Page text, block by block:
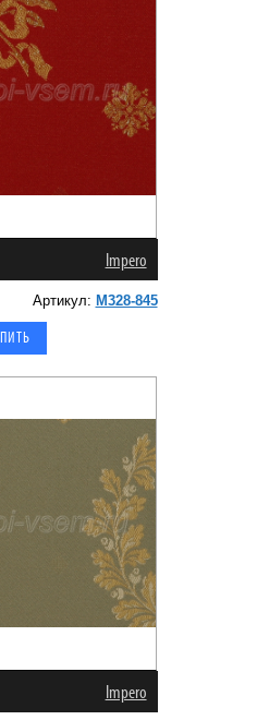
Impero
Артикул: M328-845
Impero